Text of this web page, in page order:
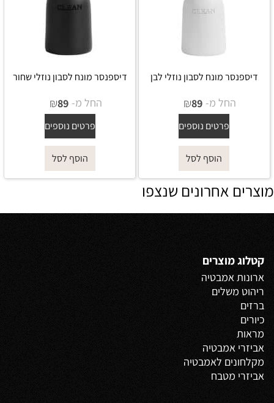
דיספנסר מונח לסבון נוזלי לבן
החל מ- ₪89
פרטים נוספים
הוסף לסל
דיספנסר מונח לסבון נוזלי שחור
החל מ- ₪89
פרטים נוספים
הוסף לסל
מוצרים אחרונים שנצפו
קטלוג מוצרים
ארונות אמבטיה
ריהוט משלים
ברזים
כיורים
מראות
אביזרי אמבטיה
מקלחונים לאמבטיה
אביזרי מטבח